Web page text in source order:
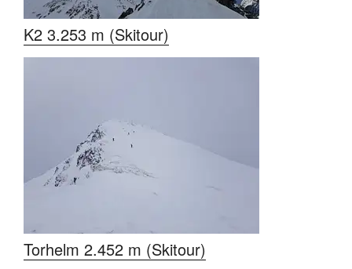
K2 3.253 m (Skitour)
Torhelm 2.452 m (Skitour)